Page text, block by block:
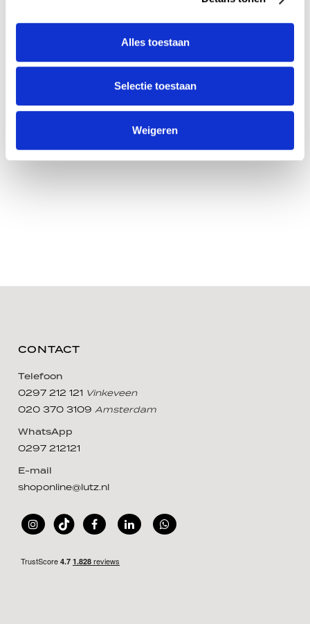
Alles toestaan
Selectie toestaan
Weigeren
CONTACT
Telefoon
0297 212 121 Vinkeveen
020 370 3109Amsterdam
WhatsApp
0297 212121
E-mail
shoponline@lutz.nl